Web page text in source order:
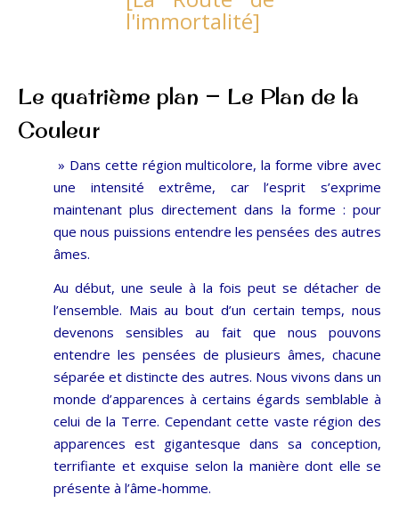
Le quatrième plan — Le Plan de la
Couleur
» Dans cette région multicolore, la forme vibre avec
une intensité extrême, car l’esprit s’exprime
maintenant plus directement dans la forme : pour
que nous puissions entendre les pensées des autres
âmes.
Au début, une seule à la fois peut se détacher de
l’ensemble. Mais au bout d’un certain temps, nous
devenons sensibles au fait que nous pouvons
entendre les pensées de plusieurs âmes, chacune
séparée et distincte des autres. Nous vivons dans un
monde d’apparences à certains égards semblable à
celui de la Terre. Cependant cette vaste région des
apparences est gigantesque dans sa conception,
terrifiante et exquise selon la manière dont elle se
présente à l’âme-homme.